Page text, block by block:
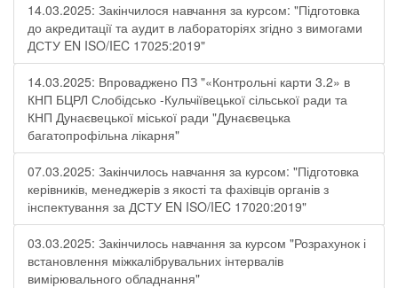
14.03.2025: Закінчилося навчання за курсом: "Підготовка
до акредитації та аудит в лабораторіях згідно з вимогами
ДСТУ EN ISO/IEC 17025:2019"
14.03.2025: Впроваджено ПЗ "«Контрольні карти 3.2» в
КНП БЦРЛ Слобідсько -Кульчіївецької сільської ради та
КНП Дунаєвецької міської ради "Дунаєвецька
багатопрофільна лікарня"
07.03.2025: Закінчилось навчання за курсом: "Підготовка
керівників, менеджерів з якості та фахівців органів з
інспектування за ДСТУ EN ISO/IEC 17020:2019"
03.03.2025: Закінчилось навчання за курсом "Розрахунок і
встановлення міжкалібрувальних інтервалів
вимірювального обладнання"